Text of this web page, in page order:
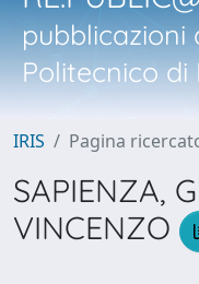
pubblicazioni
Politecnico di
IRIS Pagina
SAPIENZA,
VINCENZO